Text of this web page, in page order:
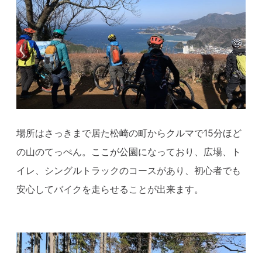
場所はさっきまで居た松崎の町からクルマで15分ほど
の山のてっぺん。ここが公園になっており、広場、ト
イレ、シングルトラックのコースがあり、初心者でも
安心してバイクを走らせることが出来ます。